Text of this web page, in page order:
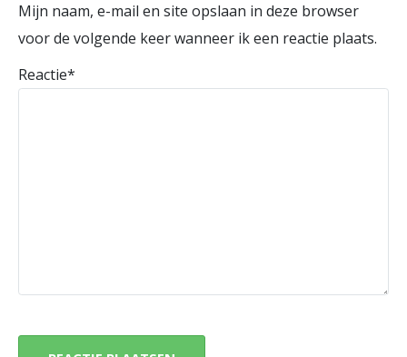
Mijn naam, e-mail en site opslaan in deze browser
voor de volgende keer wanneer ik een reactie plaats.
Reactie*